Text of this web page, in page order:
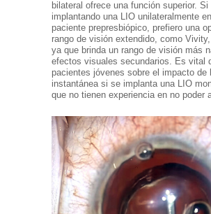
bilateral ofrece una función superior.
implantando una LIO unilateralmente
paciente prepresbiópico, prefiero una
rango de visión extendido, como
ya que brinda un rango de visión más
efectos visuales secundarios. Es vital
pacientes jóvenes sobre el impacto de
instantánea si se implanta una LIO
que no tienen experiencia en no poder